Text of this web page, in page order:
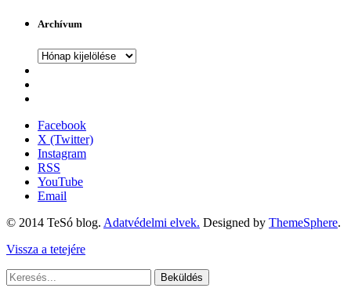
Archívum
Archívum
Facebook
X (Twitter)
Instagram
RSS
YouTube
Email
© 2014 TeSó blog. Adatvédelmi elvek. Designed by ThemeSphere.
Vissza a tetejére
Beküldés